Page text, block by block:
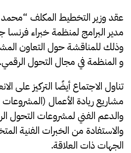
عقد وزير التخطيط المكلف “محمد
مدير البرامج لمنظمة خبراء
وذلك للمناقشة حول التعاون
و المنظمة في مجال التحول الرقمي.
تناول الاجتماع أيضًا التركيز على
مشاريع ريادة الأعمال
والدعم الفني لمشروعات التحول
والاستفادة من الخبرات الفنية
الجهات ذات العلاقة.